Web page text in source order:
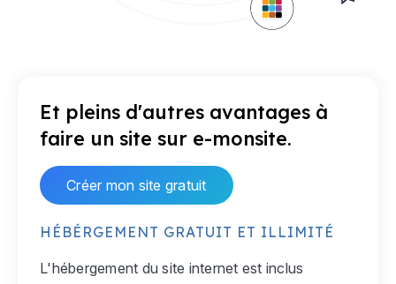
Et pleins d'autres avantages à
faire un site sur e-monsite.
Créer mon site gratuit
HÉBÉRGEMENT GRATUIT ET ILLIMITÉ
L'hébergement du site internet est inclus